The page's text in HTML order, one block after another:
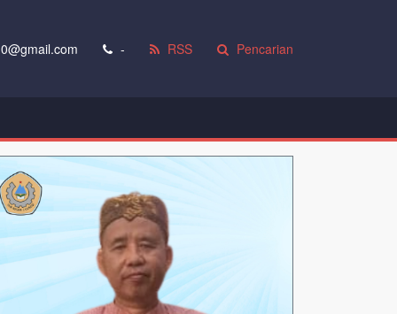
- RSS Pencarian